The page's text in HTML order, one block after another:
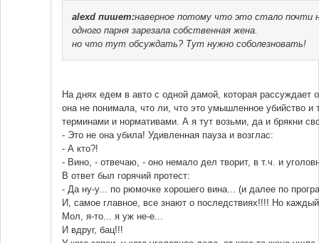
alexd пишет:наверное потому что это стало почти
одного парня зарезала собственная жена.
но что тут обсуждать? Тут нужно соболезновать!
На днях едем в авто с одной дамой, которая рассуждает
она не понимала, что ли, что это умышленное убийство и
терминами и нормативами. А я тут возьми, да и брякни
- Это не она убила! Удивленная пауза и возглас:
- А кто?!
- Вино, - отвечаю, - оно немало дел творит, в т.ч. и
В ответ был горячий протест:
- Да ну-у... по рюмочке хорошего вина... (и далее по
И, самое главное, все знают о последствиях!!!! Но
Мол, я-то... я уж не-е...
И вдруг, бац!!!